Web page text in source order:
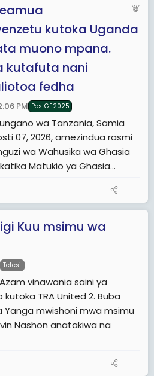
F
kutoka Uganda
muono mpana.
kutafuta nani
fedha
PM PostGE2025
wa Tanzania, Samia
07, 2026, amezindua rasmi
wa Wahusika wa Ghasia
Matukio ya Ghasia...
Kuu msimu wa
Tetesi:
vinawania saini ya
TRA United 2. Buba
mwishoni mwa msimu
Nashon anatakiwa na